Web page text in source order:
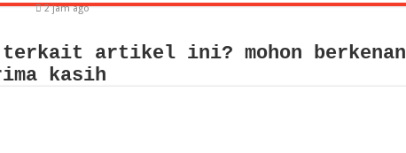
2 jam ago
terkait artikel ini? mohon berkenan
kasih